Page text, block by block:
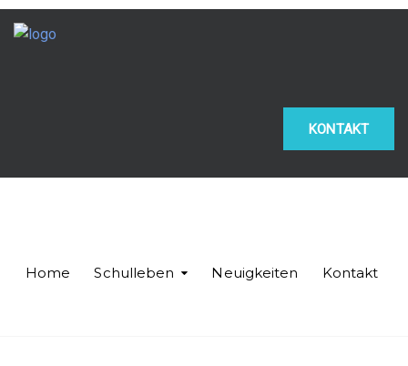
KONTAKT
Home Schulleben Neuigkeiten Kontakt